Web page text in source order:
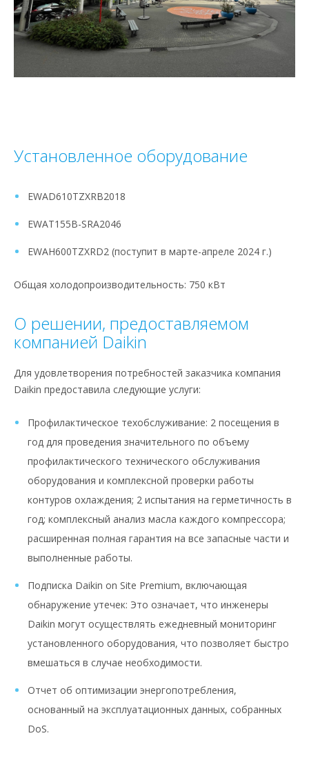
Установленное оборудование
EWAD610TZXRB2018 ​
EWAT155B-SRA2046​
EWAH600TZXRD2 (поступит в марте-апреле 2024 г.)
Общая холодопроизводительность: 750 кВт
О решении, предоставляемом
компанией Daikin
Для удовлетворения потребностей заказчика компания
Daikin предоставила следующие услуги:
Профилактическое техобслуживание: 2 посещения в
год для проведения значительного по объему
профилактического технического обслуживания
оборудования и комплексной проверки работы
контуров охлаждения; 2 испытания на герметичность в
год; комплексный анализ масла каждого компрессора;
расширенная полная гарантия на все запасные части и
выполненные работы.
Подписка Daikin on Site Premium, включающая
обнаружение утечек: Это означает, что инженеры
Daikin могут осуществлять ежедневный мониторинг
установленного оборудования, что позволяет быстро
вмешаться в случае необходимости. ​
Отчет об оптимизации энергопотребления,
основанный на эксплуатационных данных, собранных
DoS.